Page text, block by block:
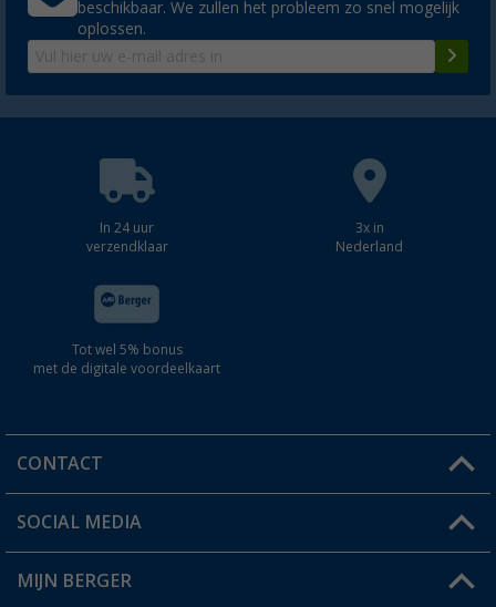
beschikbaar. We zullen het probleem zo snel mogelijk
oplossen.
In 24 uur
verzendklaar
3x in
Nederland
Tot wel 5% bonus
met de digitale voordeelkaart
CONTACT
Een vraag?
Winkel vinden
SOCIAL MEDIA
MIJN BERGER